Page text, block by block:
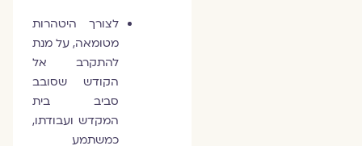
לצורך היטהרות
מטומאה, על מנת
להתקרב אל
הקודש שסובב
סביב בית
המקדש ועבודתו,
כמשתמע